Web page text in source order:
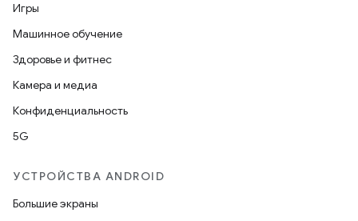
Игры
Машинное обучение
Здоровье и фитнес
Камера и медиа
Конфиденциальность
5G
УСТРОЙСТВА ANDROID
Большие экраны